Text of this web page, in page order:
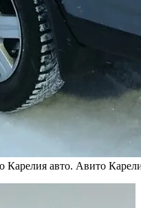
авто. Авито